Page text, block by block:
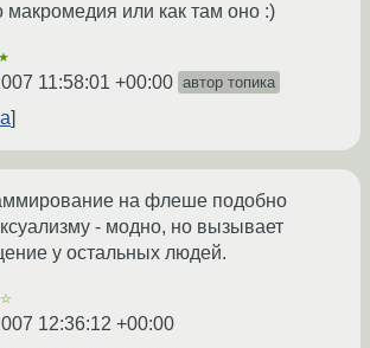
макромедия или как там оно :)
★
11:58:01 +00:00 автор топика
на флеше подобно
- модно, но вызывает
у остальных людей.
☆
12:36:12 +00:00